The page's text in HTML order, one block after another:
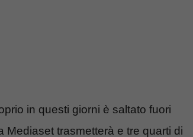
in questi giorni è saltato fuori
Mediaset trasmetterà e tre quarti di